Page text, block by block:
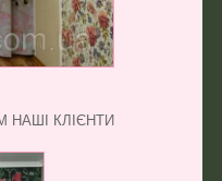
НАШІ КЛІЄНТИ